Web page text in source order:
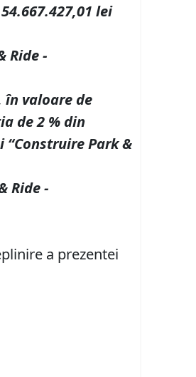
lei
Ride -
valoare de
de 2 % din
Park &
Ride -
a prezentei